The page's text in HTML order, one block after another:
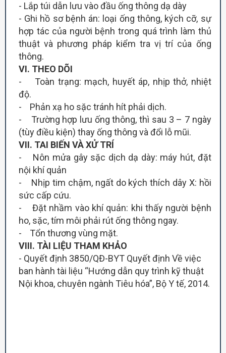
- Lắp túi dẫn lưu vào đầu ống thông dạ dày
- Ghi hồ sơ bệnh án: loại ống thông, kých cỡ, sự
hợp tác của người bệnh trong quá trình làm thủ
thuật và phương pháp kiểm tra vị trí của ống
thông.
VI. THEO DÕI
- Toàn trạng: mạch, huyết áp, nhịp thở, nhiệt
độ.
- Phản xạ ho sặc tránh hít phải dịch.
- Trường hợp lưu ống thông, thì sau 3 – 7 ngày
(tùy điều kiện) thay ống thông và đổi lỗ mũi.
VII. TAI BIẾN VÀ XỬ TRÍ
- Nôn mửa gây sặc dịch dạ dày: máy hút, đặt
nội khí quản
- Nhịp tim chậm, ngất do kých thích dây X: hồi
sức cấp cứu.
- Đặt nhầm vào khí quản: khi thấy người bệnh
ho, sặc, tím môi phải rút ống thông ngay.
- Tổn thương vùng mặt.
VIII. TÀI LIỆU THAM KHẢO
- Quyết định 3850/QĐ-BYT Quyết định Về việc
ban hành tài liệu “Hướng dẫn quy trình kỹ thuật
Nội khoa, chuyên ngành Tiêu hóa”, Bộ Y tế, 2014.